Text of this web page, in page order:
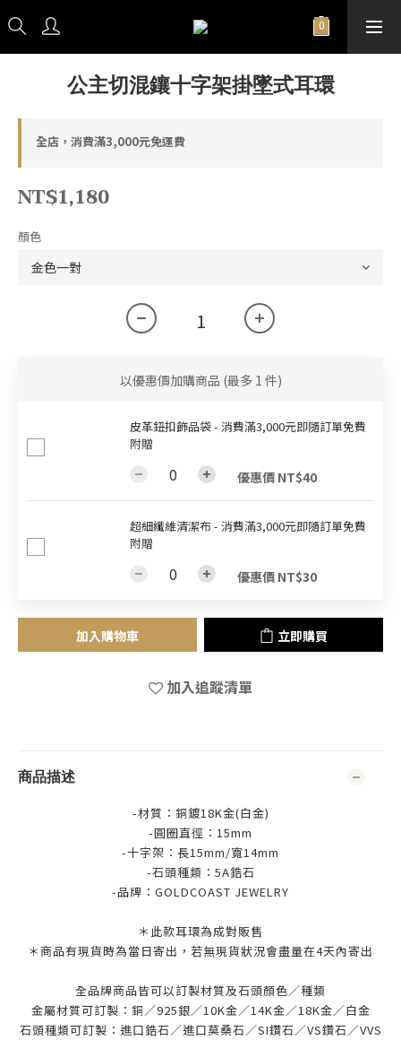
公主切混鑲十字架掛墜式耳環
全店，消費滿3,000元免運費
NT$1,180
顏色
以優惠價加購商品 (最多 1 件)
皮革鈕扣飾品袋 - 消費滿3,000元即隨訂單免費
附贈
優惠價 NT$40
超細纖維清潔布 - 消費滿3,000元即隨訂單免費
附贈
優惠價 NT$30
加入購物車 立即購買
加入追蹤清單
商品描述
-材質：銅鍍18K金(白金)
-圓圈直徑：15mm
-十字架：長15mm/寬14mm
-石頭種類：5A鋯石
-品牌： GOLDCOAST JEWELRY
＊此款耳環為成對販售
＊商品有現貨時為當日寄出，若無現貨狀況會盡量在4天內寄出
全品牌商品皆可以訂製材質及石頭顏色／種類
金屬材質可訂製：銅／925銀／10K金／14K金／18K金／白金
石頭種類可訂製：進口鋯石／進口莫桑石／SI鑽石／VS鑽石／VVS